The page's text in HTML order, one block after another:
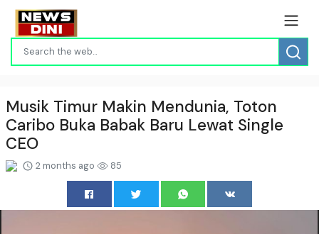
Musik Timur Makin Mendunia, Toton
Caribo Buka Babak Baru Lewat Single
CEO
2 months ago 85